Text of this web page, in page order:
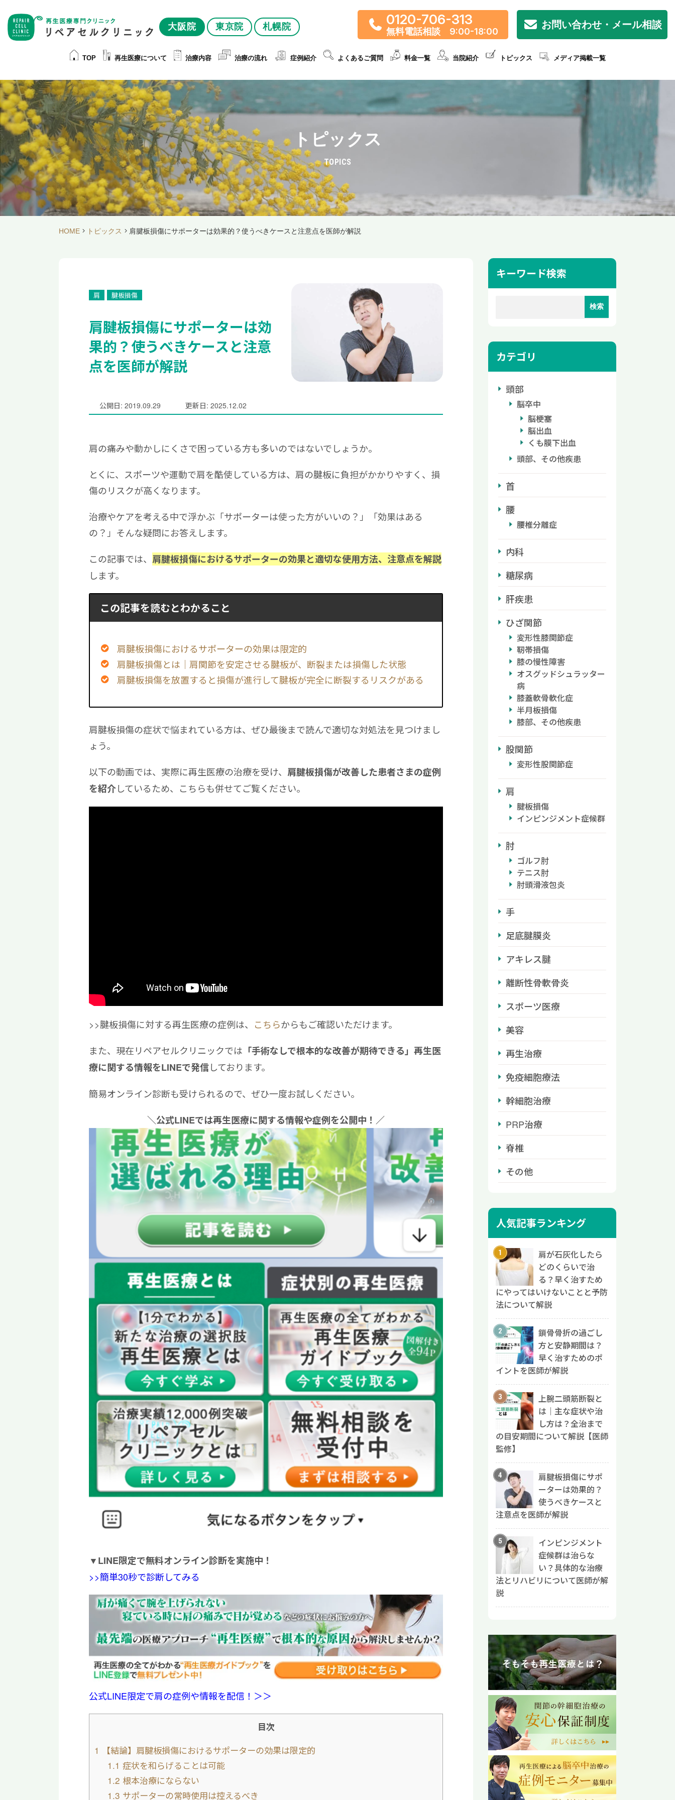
大阪院 東京院 札幌院 0120-706-313
無料電話相談 9:00-18:00
お問い合わせ・メール相談
TOP 再生医療について 治療内容 治療の流れ 症例紹介 よくあるご質問 料金一覧 当院紹介 トピックス メディア掲載一覧
トピックス
TOPICS
HOME トピックス 肩腱板損傷にサポーターは効果的？使うべきケースと注意点を医師が解説
肩 腱板損傷
肩腱板損傷にサポーターは効
果的？使うべきケースと注意
点を医師が解説
公開日: 2019.09.29 更新日: 2025.12.02
肩の痛みや動かしにくさで困っている方も多いのではないでしょうか。
とくに、スポーツや運動で肩を酷使している方は、肩の腱板に負担がかかりやすく、損
傷のリスクが高くなります。
治療やケアを考える中で浮かぶ「サポーターは使った方がいいの？」「効果はある
の？」そんな疑問にお答えします。
この記事では、 肩腱板損傷におけるサポーターの効果と適切な使用方法、注意点を解説
します。
この記事を読むとわかること
肩腱板損傷におけるサポーターの効果は限定的
肩腱板損傷とは｜肩関節を安定させる腱板が、断裂または損傷した状態
肩腱板損傷を放置すると損傷が進行して腱板が完全に断裂するリスクがある
肩腱板損傷の症状で悩まれている方は、ぜひ最後まで読んで適切な対処法を見つけまし
ょう。
以下の動画では、実際に再生医療の治療を受け、 肩腱板損傷が改善した患者さまの症例
を紹介しているため、こちらも併せてご覧ください。
>>腱板損傷に対する再生医療の症例は、 こちらからもご確認いただけます。
また、現在リペアセルクリニックでは 「手術なしで根本的な改善が期待できる」再生医
療に関する情報をLINEで発信しております。
簡易オンライン診断も受けられるので、ぜひ一度お試しください。
＼公式LINEでは再生医療に関する情報や症例を公開中！／
▼LINE限定で無料オンライン診断を実施中！
>>簡単30秒で診断してみる
公式LINE限定で肩の症例や情報を配信！＞＞
目次
1
【結論】肩腱板損傷におけるサポーターの効果は限定的
1.1 症状を和らげることは可能
1.2 根本治療にならない
1.3 サポーターの常時使用は控えるべき
キーワード検索
カテゴリ
頭部
脳卒中
脳梗塞
脳出血
くも膜下出血
頭部、その他疾患
首
腰
腰椎分離症
内科
糖尿病
肝疾患
ひざ関節
変形性膝関節症
靭帯損傷
膝の慢性障害
オスグッドシュラッター
病
膝蓋軟骨軟化症
半月板損傷
膝部、その他疾患
股関節
変形性股関節症
肩
腱板損傷
インピンジメント症候群
肘
ゴルフ肘
テニス肘
肘頭滑液包炎
手
足底腱膜炎
アキレス腱
離断性骨軟骨炎
スポーツ医療
美容
再生治療
免疫細胞療法
幹細胞治療
PRP治療
脊椎
その他
人気記事ランキング
肩が石灰化したら
どのくらいで治
る？早く治すため
にやってはいけないことと予防
法について解説
鎖骨骨折の過ごし
方と安静期間は？
早く治すためのポ
イントを医師が解説
上腕二頭筋断裂と
は｜主な症状や治
し方は？全治まで
の目安期間について解説【医師
監修】
肩腱板損傷にサポ
ーターは効果的？
使うべきケースと
注意点を医師が解説
インピンジメント
症候群は治らな
い？具体的な治療
法とリハビリについて医師が解
説